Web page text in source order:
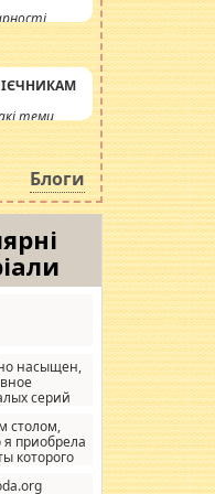
теми,
питання.
Блоги
насыщен,
серий
в MebelOk,
порядке,
а это не
столом,
приобрела
которого